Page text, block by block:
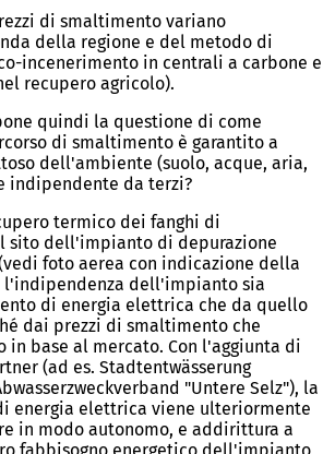
di smaltimento variano
della regione e del metodo di
incenerimento in centrali a carbone e
recupero agricolo).
quindi la questione di come
di smaltimento è garantito a
dell'ambiente (suolo, acque, aria,
indipendente da terzi?
termico dei fanghi di
sito dell'impianto di depurazione
foto aerea con indicazione della
l'indipendenza dell'impianto sia
di energia elettrica che da quello
dai prezzi di smaltimento che
in base al mercato. Con l'aggiunta di
(ad es. Stadtentwässerung
"Untere Selz"), la
energia elettrica viene ulteriormente
in modo autonomo, e addirittura a